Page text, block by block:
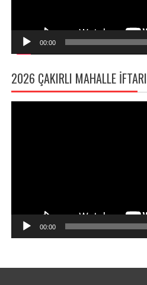
00:00
2026 ÇAKIRLI MAHALLE İFTARI
00:00